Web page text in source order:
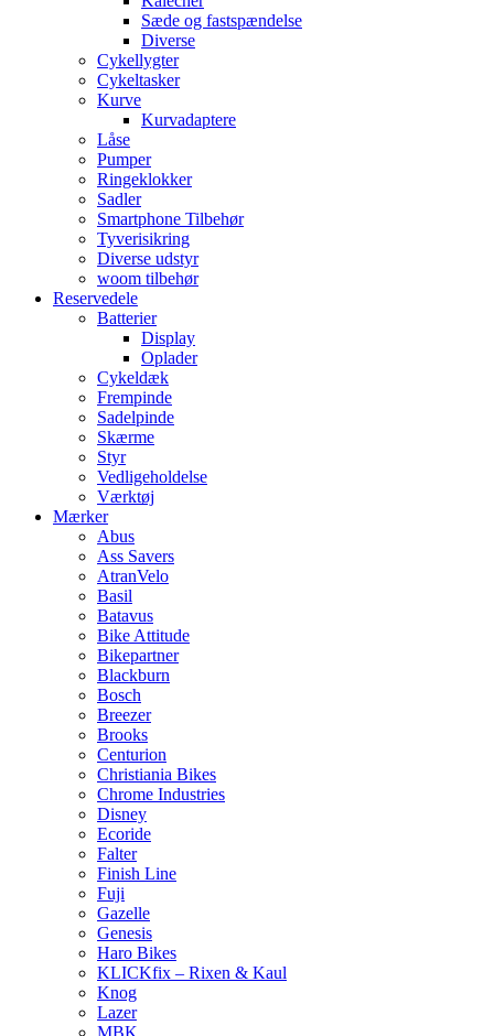
Sæde og fastspændelse
Diverse
Cykellygter
Cykeltasker
Kurve
Kurvadaptere
Låse
Pumper
Ringeklokker
Sadler
Smartphone Tilbehør
Tyverisikring
Diverse udstyr
woom tilbehør
Reservedele
Batterier
Display
Oplader
Cykeldæk
Frempinde
Sadelpinde
Skærme
Styr
Vedligeholdelse
Værktøj
Mærker
Abus
Ass Savers
AtranVelo
Basil
Batavus
Bike Attitude
Bikepartner
Blackburn
Bosch
Breezer
Brooks
Centurion
Christiania Bikes
Chrome Industries
Disney
Ecoride
Falter
Finish Line
Fuji
Gazelle
Genesis
Haro Bikes
KLICKfix – Rixen & Kaul
Knog
Lazer